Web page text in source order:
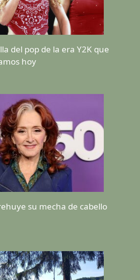
del pop de la era Y2K que
hoy
su mecha de cabello